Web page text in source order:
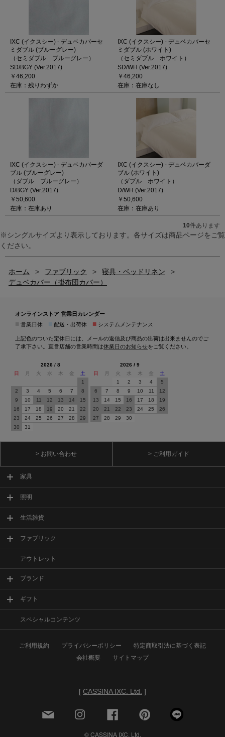
IXC (イクスシー) - デュベカバーセ
ミダブル (ブルーグレー)
（セミダブル ブルーグレー）
SD/BGY (Ver.2017)
￥46,200
在庫：残りわずか
IXC (イクスシー) - デュベカバーセ
ミダブル (ホワイト)
（セミダブル ホワイト）
SD/WH (Ver.2017)
￥46,200
在庫：在庫なし
IXC (イクスシー) - デュベカバーダ
ブル (ブルーグレー)
（ダブル ブルーグレー）
D/BGY (Ver.2017)
￥50,600
在庫：在庫あり
IXC (イクスシー) - デュベカバーダ
ブル (ホワイト)
（ダブル ホワイト）
D/WH (Ver.2017)
￥50,600
在庫：在庫あり
10件あります
※シングルサイズより表示しております。各サイズは商品ページをご覧
ください。
ホーム > ファブリック > 寝具・ベッドリネン
>
デュベカバー（掛布団カバー）
オンラインストア 営業日カレンダー
営業日休 配送・出荷休 ■ システムメンテナンス
上記色のついた定休日には、メールの返信及び商品の出荷は出来ませんのでご
了承下さい。直営店舗の営業時間は休業日のお知らせをご覧ください。
2026 / 8
日
月 火 水 木 金
土
1
2
3 4 5 6 7
8
9
10 11 12 13 14
15
16
17 18 19 20 21
22
23
24 25 26 27 28
29
30
31
2026 / 9
日
月 火 水 木 金
土
1
2 3 4
5
6
7 8 9 10 11
12
13
14 15 16 17 18
19
20
21 22 23 24 25
26
27
28 29 30
> お問い合わせ > ご利用ガイド
家具
照明
生活雑貨
ファブリック
アウトレット
ブランド
ギフト
スペシャルコンテンツ
ご利用規約 プライバシーポリシー
特定商取引法に基づく表記
会社概要
サイトマップ
[ CASSINA IXC. Ltd. ]
© CASSINA IXC. Ltd.